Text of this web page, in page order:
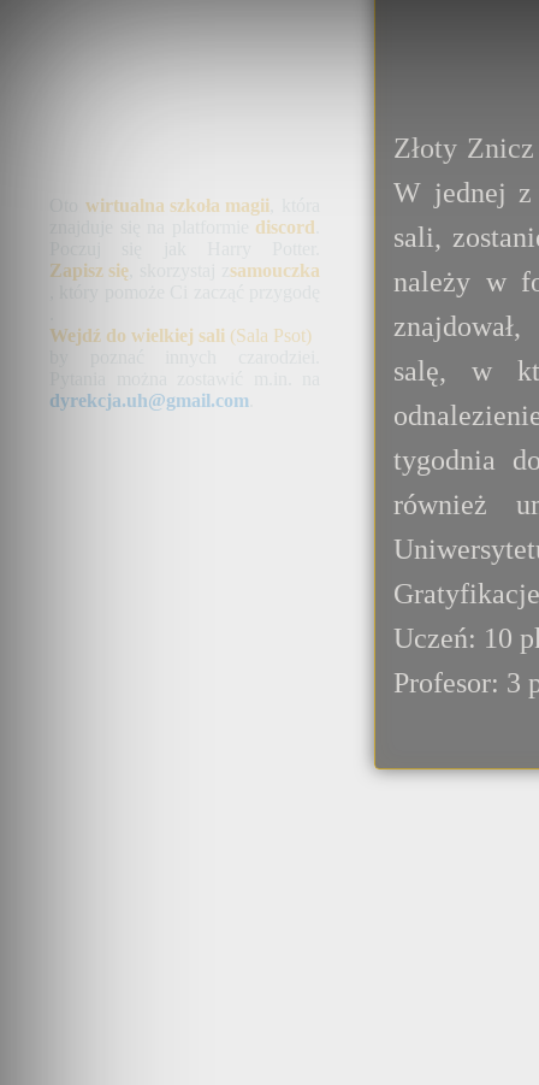
wirtualna szkoła magii
discord
Zapisz się
samouczka
Wejdź do wielkiej sali (Sala Psot)
dyrekcja.uh@gmail.com
Złoty
W jednej z
sali,
należy w
salę, w
tygodnia
również
Uczeń: 10
Profesor: 3